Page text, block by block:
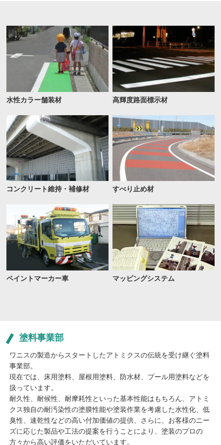
水性カラー舗装材 高輝度路面標示材
コンクリート維持・補修材 すべり止め材
ペイントマーカー車 マッピングシステム
塗料事業部
ワニスの製造からスタートしたアトミクスの伝統を受け継ぐ塗料
事業部。
現在では、床用塗料、屋根用塗料、防水材、プール用塗料などを
扱っています。
耐久性、耐候性、耐摩耗性といった基本性能はもちろん、アトミ
クス独自の耐汚染性の塗膜性能や塗装作業を考慮した水性化、低
臭性、速乾性などの高い付加価値の提供、さらに、お客様のニー
ズに応じた製品や工法の提案を行うことにより、塗装のプロの
方々から高い評価をいただいています。